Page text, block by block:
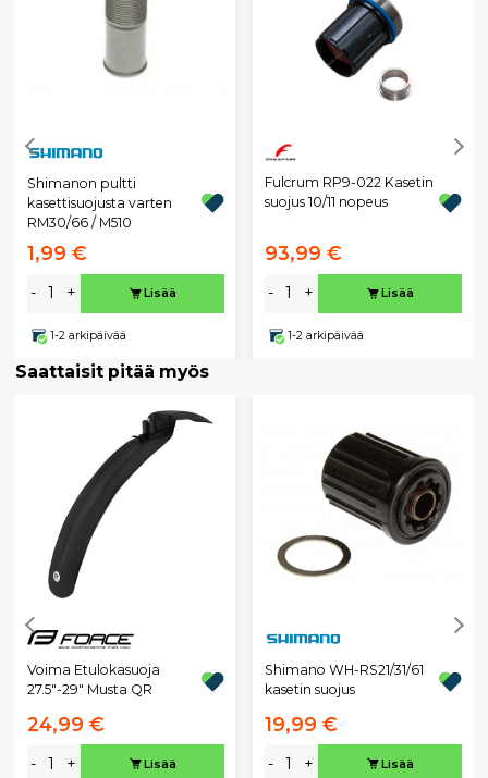
Shimanon pultti
kasettisuojusta varten
RM30/66 / M510
1,99 €
- + Lisää
1-2 arkipäivää
Fulcrum RP9-022 Kasetin
suojus 10/11 nopeus
93,99 €
- + Lisää
1-2 arkipäivää
Saattaisit pitää myös
Voima Etulokasuoja
27.5"-29" Musta QR
24,99 €
- + Lisää
Shimano WH-RS21/31/61
kasetin suojus
19,99 €
- + Lisää